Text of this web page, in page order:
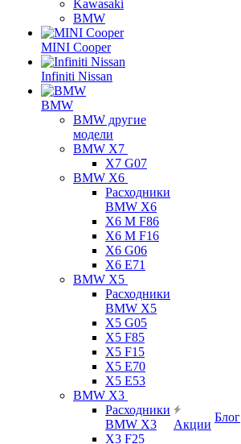
Kawasaki
BMW
MINI Cooper
Infiniti Nissan
BMW
BMW другие
модели
BMW X7
X7 G07
BMW X6
Расходники
BMW X6
X6 M F86
X6 M F16
X6 G06
X6 E71
BMW X5
Расходники
BMW X5
X5 G05
X5 F85
X5 F15
X5 E70
X5 E53
BMW X3
Расходники
BMW X3
X3 F25
Акции
Блог